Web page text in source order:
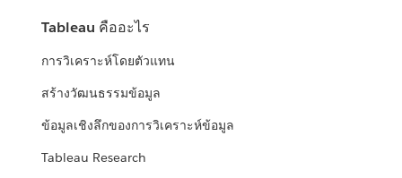
Tableau คืออะไร
การวิเคราะห์โดยตัวแทน
สร้างวัฒนธรรมข้อมูล
ข้อมูลเชิงลึกของการวิเคราะห์ข้อมูล
Tableau Research